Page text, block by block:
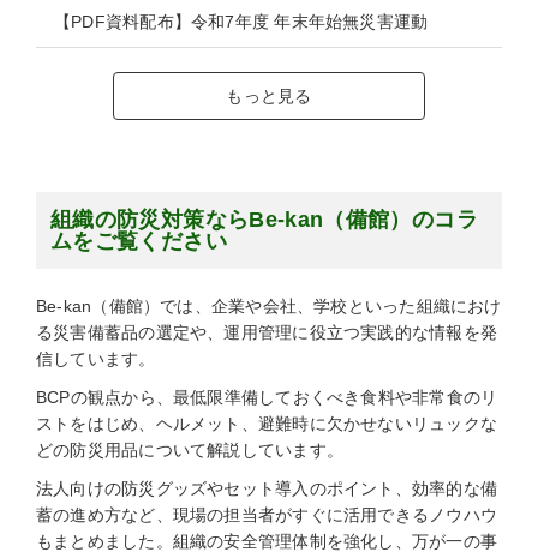
【PDF資料配布】令和7年度 年末年始無災害運動
もっと見る
組織の防災対策ならBe-kan（備館）のコラ
ムをご覧ください
Be-kan（備館）では、企業や会社、学校といった組織におけ
る災害備蓄品の選定や、運用管理に役立つ実践的な情報を発
信しています。
BCPの観点から、最低限準備しておくべき食料や非常食のリ
ストをはじめ、ヘルメット、避難時に欠かせないリュックな
どの防災用品について解説しています。
法人向けの防災グッズやセット導入のポイント、効率的な備
蓄の進め方など、現場の担当者がすぐに活用できるノウハウ
もまとめました。組織の安全管理体制を強化し、万が一の事